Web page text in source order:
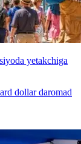
yetakchiga
dollar daromad